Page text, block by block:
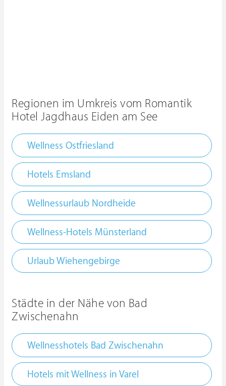
Regionen im Umkreis vom Romantik
Hotel Jagdhaus Eiden am See
Wellness Ostfriesland
Hotels Emsland
Wellnessurlaub Nordheide
Wellness-Hotels Münsterland
Urlaub Wiehengebirge
Städte in der Nähe von Bad
Zwischenahn
Wellnesshotels Bad Zwischenahn
Hotels mit Wellness in Varel